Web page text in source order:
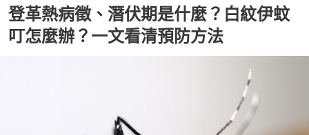
登革熱病徵、潛伏期是什麼？白紋伊蚊
叮怎麼辦？一文看清預防方法